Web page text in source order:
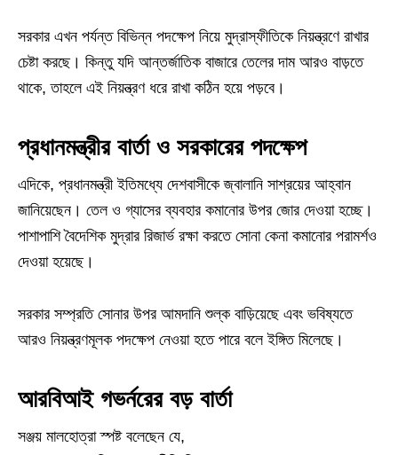
সরকার এখন পর্যন্ত বিভিন্ন পদক্ষেপ নিয়ে মুদ্রাস্ফীতিকে নিয়ন্ত্রণে রাখার
চেষ্টা করছে। কিন্তু যদি আন্তর্জাতিক বাজারে তেলের দাম আরও বাড়তে
থাকে, তাহলে এই নিয়ন্ত্রণ ধরে রাখা কঠিন হয়ে পড়বে।
প্রধানমন্ত্রীর বার্তা ও সরকারের পদক্ষেপ
এদিকে, প্রধানমন্ত্রী ইতিমধ্যে দেশবাসীকে জ্বালানি সাশ্রয়ের আহ্বান
জানিয়েছেন। তেল ও গ্যাসের ব্যবহার কমানোর উপর জোর দেওয়া হচ্ছে।
পাশাপাশি বৈদেশিক মুদ্রার রিজার্ভ রক্ষা করতে সোনা কেনা কমানোর পরামর্শও
দেওয়া হয়েছে।
সরকার সম্প্রতি সোনার উপর আমদানি শুল্ক বাড়িয়েছে এবং ভবিষ্যতে
আরও নিয়ন্ত্রণমূলক পদক্ষেপ নেওয়া হতে পারে বলে ইঙ্গিত মিলেছে।
আরবিআই গভর্নরের বড় বার্তা
সঞ্জয় মালহোত্রা স্পষ্ট বলেছেন যে,